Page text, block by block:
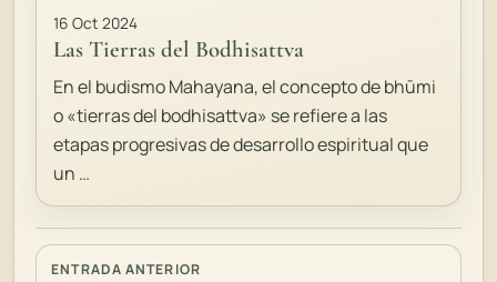
16 Oct 2024
Las Tierras del Bodhisattva
En el budismo Mahayana, el concepto de bhūmi
o «tierras del bodhisattva» se refiere a las
etapas progresivas de desarrollo espiritual que
un …
ENTRADA ANTERIOR